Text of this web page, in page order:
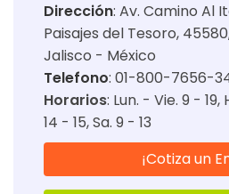
Dirección: Av. Camino Al
Paisajes del Tesoro,
Jalisco - México
Telefono: 01-800-7656-
Horarios: Lun. - Vie. 9 - 19
14 - 15 Sa. 9 - 13
¡Cotiza un